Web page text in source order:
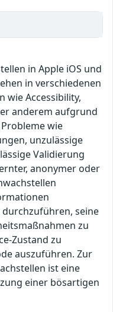
in Apple iOS und
in verschiedenen
wie Accessibility,
anderem aufgrund
wie
unzulässige
Validierung
anonymer oder
seine
zu
Zustand zu
auszuführen. Zur
ist eine
einer bösartigen